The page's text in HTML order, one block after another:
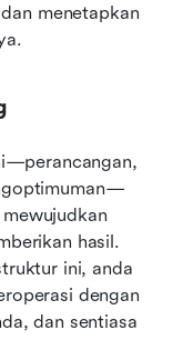
menetapkan
hasil.
ini, anda
dengan
dan sentiasa